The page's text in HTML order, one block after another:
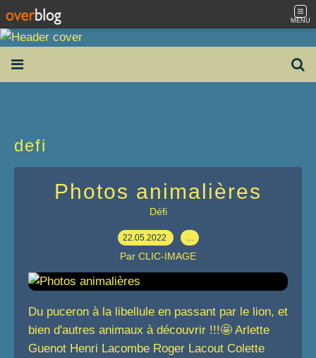
MENU
defi
Photos animalières
Défi
22.05.2022 …
Par CLIC-IMAGE
Du puceron à la libellule en passant par le lion, et
bien d'autres animaux à découvrir !!!🤩 Arlette
Guenot Henri Lacombe Roger Lacout Colette